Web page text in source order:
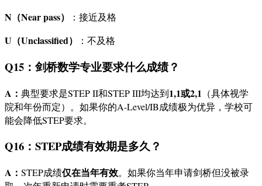
N（Near pass）
：接近及格
U（Unclassified） ：不及格
Q15：剑桥数学专业要求什么成绩？
A： 典型要求是STEP II和STEP III均达到1,1或2,1 （具体视学
院和年份而定）。如果你的A-Level/IB成绩极为优异，学校可
能会降低STEP要求。
Q16：STEP成绩有效期是多久？
A： STEP成绩仅在当年有效。如果你当年申请剑桥但没被录